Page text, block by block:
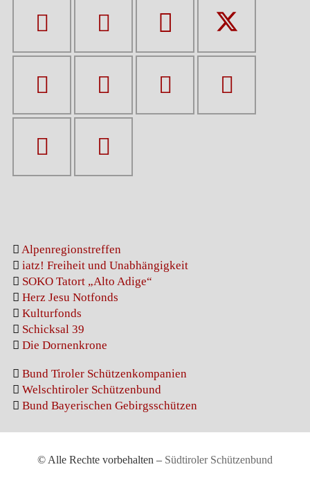
Alpenregionstreffen
iatz! Freiheit und Unabhängigkeit
SOKO Tatort „Alto Adige“
Herz Jesu Notfonds
Kulturfonds
Schicksal 39
Die Dornenkrone
Bund Tiroler Schützenkompanien
Welschtiroler Schützenbund
Bund Bayerischen Gebirgsschützen
© Alle Rechte vorbehalten – Südtiroler Schützenbund